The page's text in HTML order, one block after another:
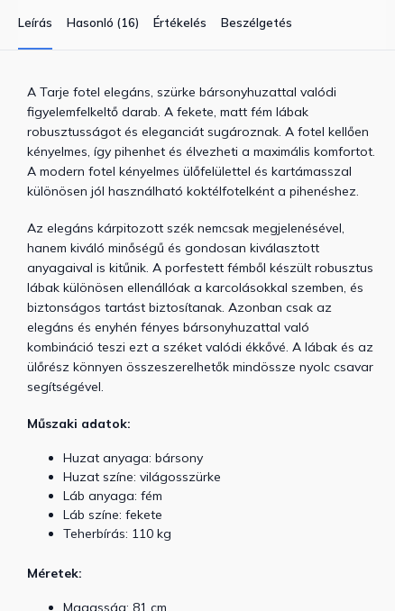
Leírás Hasonló (16) Értékelés Beszélgetés
A Tarje fotel elegáns, szürke bársonyhuzattal valódi
figyelemfelkeltő darab. A fekete, matt fém lábak
robusztusságot és eleganciát sugároznak. A fotel kellően
kényelmes, így pihenhet és élvezheti a maximális komfortot.
A modern fotel kényelmes ülőfelülettel és kartámasszal
különösen jól használható koktélfotelként a pihenéshez.
Az elegáns kárpitozott szék nemcsak megjelenésével,
hanem kiváló minőségű és gondosan kiválasztott
anyagaival is kitűnik. A porfestett fémből készült robusztus
lábak különösen ellenállóak a karcolásokkal szemben, és
biztonságos tartást biztosítanak. Azonban csak az
elegáns és enyhén fényes bársonyhuzattal való
kombináció teszi ezt a széket valódi ékkővé. A lábak és az
ülőrész könnyen összeszerelhetők mindössze nyolc csavar
segítségével.
Műszaki adatok:
Huzat anyaga: bársony
Huzat színe: világosszürke
Láb anyaga: fém
Láb színe: fekete
Teherbírás: 110 kg
Méretek:
Magasság: 81 cm